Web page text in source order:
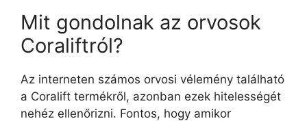
Mit gondolnak az orvosok
Coraliftról?
Az interneten számos orvosi vélemény található
a Coralift termékről, azonban ezek hitelességét
nehéz ellenőrizni. Fontos, hogy amikor